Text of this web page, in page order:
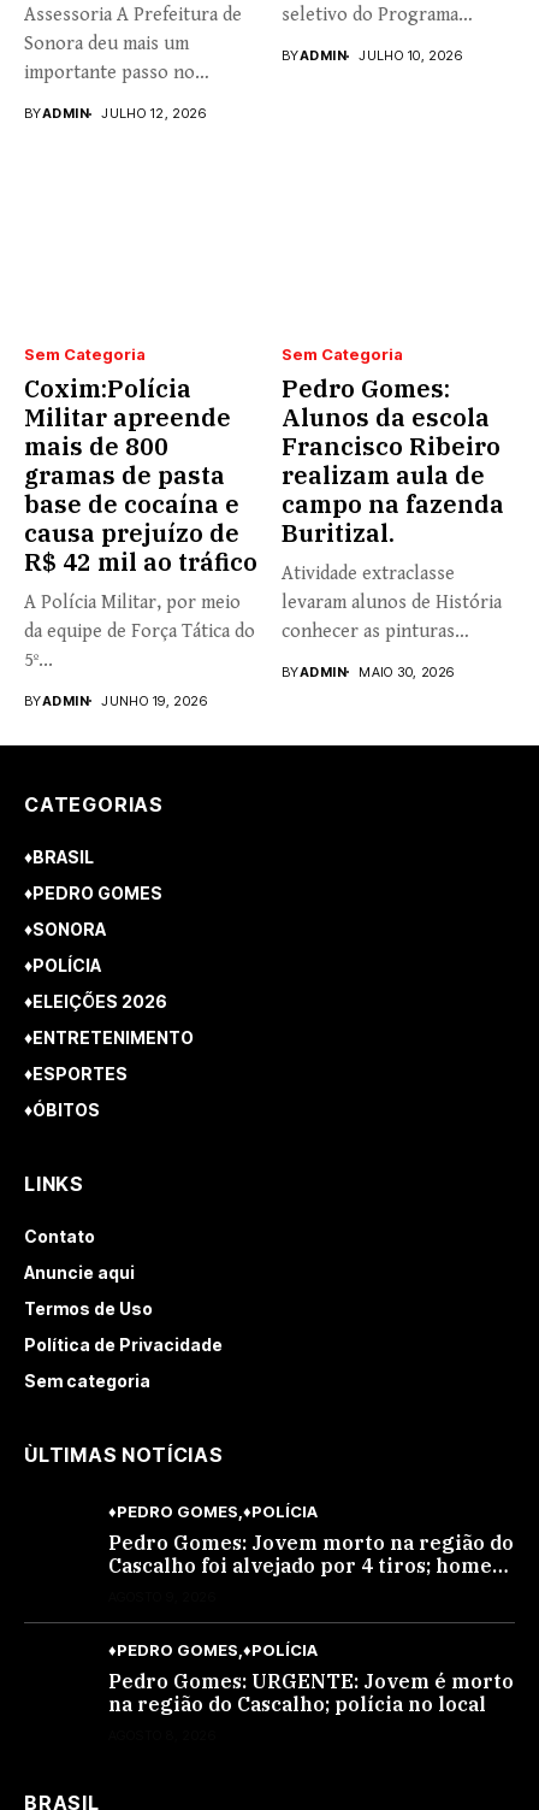
Assessoria A Prefeitura de
Sonora deu mais um
importante passo no
BYADMIN JULHO 12, 2026
seletivo do Programa
BYADMIN JULHO 10, 2026
Sem Categoria
Coxim:Polícia
Militar apreende
mais de 800
gramas de pasta
base de cocaína e
causa prejuízo de
R$ 42 mil ao tráfico
A Polícia Militar, por meio
da equipe de Força Tática do
5º...
BYADMIN JUNHO 19, 2026
Sem Categoria
Pedro Gomes:
Alunos da escola
Francisco Ribeiro
realizam aula de
campo na fazenda
Buritizal.
Atividade extraclasse
levaram alunos de História
conhecer as pinturas
BYADMIN MAIO 30, 2026
CATEGORIAS
♦BRASIL
♦PEDRO GOMES
♦SONORA
♦POLÍCIA
♦ELEIÇÕES 2026
♦ENTRETENIMENTO
♦ESPORTES
♦ÓBITOS
LINKS
Contato
Anuncie aqui
Termos de Uso
Política de Privacidade
Sem categoria
ÙLTIMAS NOTÍCIAS
♦PEDRO GOMES ♦POLÍCIA
Pedro Gomes: Jovem morto na região do
Cascalho foi alvejado por 4 tiros; homem
♦PEDRO GOMES ♦POLÍCIA
Pedro Gomes: URGENTE: Jovem é morto
na região do Cascalho; polícia no local
BRASIL